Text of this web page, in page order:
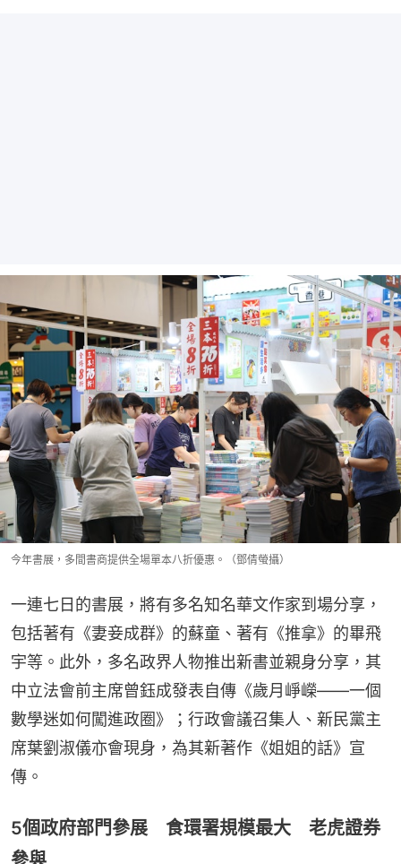
今年書展，多間書商提供全場單本八折優惠。（鄧倩螢攝）
一連七日的書展，將有多名知名華文作家到場分享，
包括著有《妻妾成群》的蘇童、著有《推拿》的畢飛
宇等。此外，多名政界人物推出新書並親身分享，其
中立法會前主席曾鈺成發表自傳《歲月崢嶸——一個
數學迷如何闖進政圈》；行政會議召集人、新民黨主
席葉劉淑儀亦會現身，為其新著作《姐姐的話》宣
傳。
5個政府部門參展 食環署規模最大 老虎證券
參與